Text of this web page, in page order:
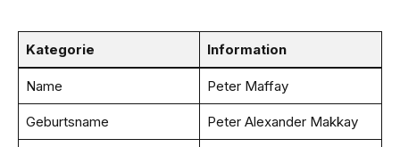
Kategorie Information
Name Peter Maffay
Geburtsname Peter Alexander Makkay